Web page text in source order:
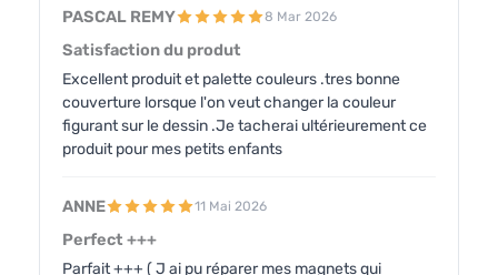
PASCAL REMY 8 Mar 2026
Satisfaction du produt
Excellent produit et palette couleurs .tres bonne
couverture lorsque l'on veut changer la couleur
figurant sur le dessin .Je tacherai ultérieurement ce
produit pour mes petits enfants
ANNE 11 Mai 2026
Perfect +++
Parfait +++ ( J ai pu réparer mes magnets qui